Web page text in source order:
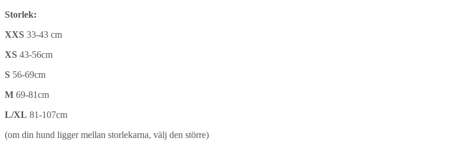
Storlek:
XXS 33-43 cm
XS 43-56cm
S 56-69cm
M 69-81cm
L/XL 81-107cm
(om din hund ligger mellan storlekarna, välj den större)